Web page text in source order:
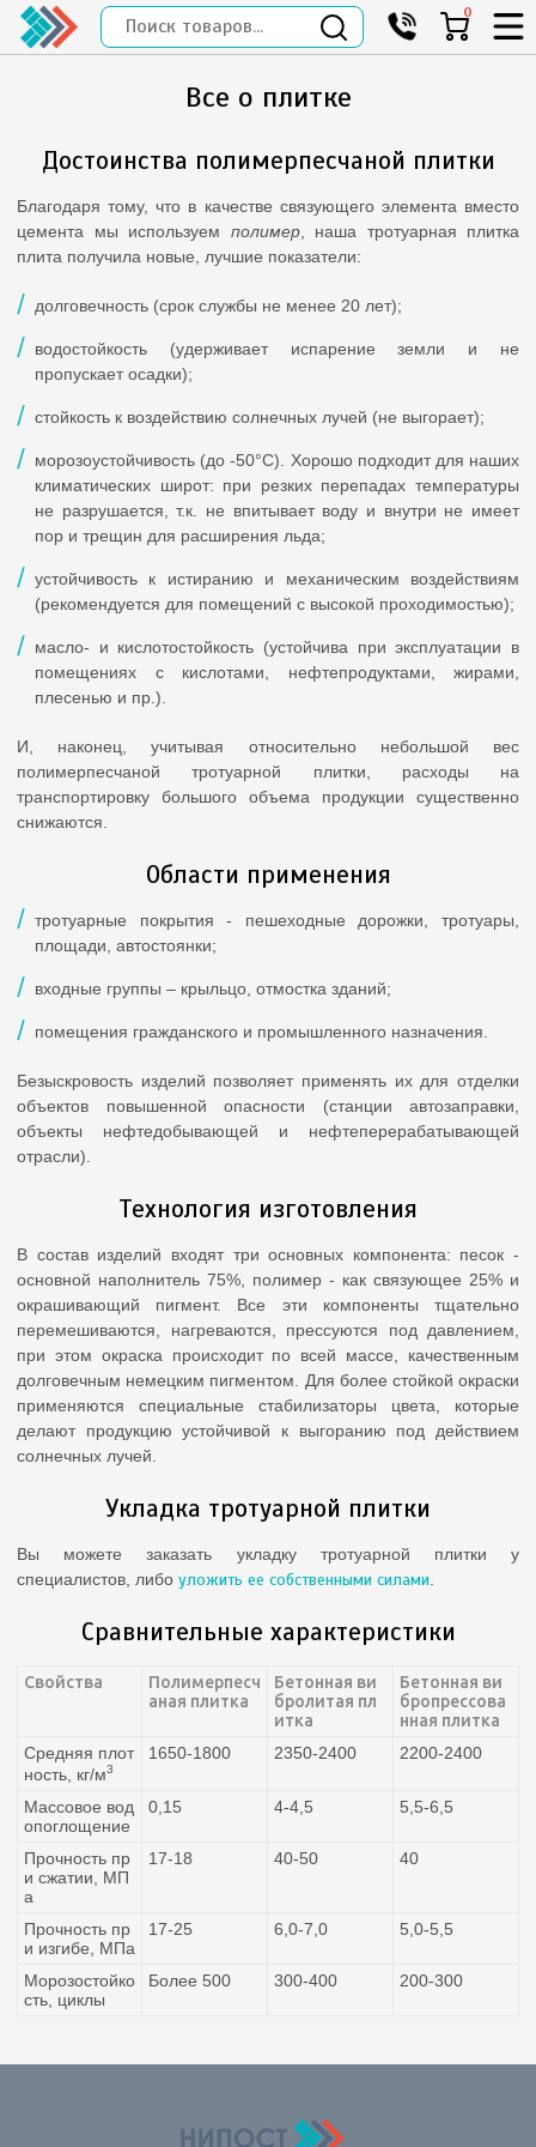
0
Все о плитке
Достоинства полимерпесчаной плитки
Благодаря тому, что в качестве связующего элемента вместо
цемента мы используем полимер, наша тротуарная плитка
плита получила новые, лучшие показатели:
долговечность (срок службы не менее 20 лет);
водостойкость (удерживает испарение земли и не
пропускает осадки);
стойкость к воздействию солнечных лучей (не выгорает);
морозоустойчивость (до -50°C). Хорошо подходит для наших
климатических широт: при резких перепадах температуры
не разрушается, т.к. не впитывает воду и внутри не имеет
пор и трещин для расширения льда;
устойчивость к истиранию и механическим воздействиям
(рекомендуется для помещений с высокой проходимостью);
масло- и кислотостойкость (устойчива при эксплуатации в
помещениях с кислотами, нефтепродуктами, жирами,
плесенью и пр.).
И, наконец, учитывая относительно небольшой вес
полимерпесчаной тротуарной плитки, расходы на
транспортировку большого объема продукции существенно
снижаются.
Области применения
тротуарные покрытия - пешеходные дорожки, тротуары,
площади, автостоянки;
входные группы – крыльцо, отмостка зданий;
помещения гражданского и промышленного назначения.
Безыскровость изделий позволяет применять их для отделки
объектов повышенной опасности (станции автозаправки,
объекты нефтедобывающей и нефтеперерабатывающей
отрасли).
Технология изготовления
В состав изделий входят три основных компонента: песок -
основной наполнитель 75%, полимер - как связующее 25% и
окрашивающий пигмент. Все эти компоненты тщательно
перемешиваются, нагреваются, прессуются под давлением,
при этом окраска происходит по всей массе, качественным
долговечным немецким пигментом. Для более стойкой окраски
применяются специальные стабилизаторы цвета, которые
делают продукцию устойчивой к выгоранию под действием
солнечных лучей.
Укладка тротуарной плитки
Вы можете заказать укладку тротуарной плитки у
специалистов, либо уложить ее собственными силами
Сравнительные характеристики
Свойства
Полимерпесч
аная плитка
Бетонная ви
бролитая пл
итка
Бетонная ви
бропрессова
нная плитка
Средняя плот
ность, кг/м3
1650-1800 2350-2400 2200-2400
Массовое вод
опоглощение
0,15 4-4,5 5,5-6,5
Прочность пр
и сжатии, МП
а
17-18 40-50 40
Прочность пр
и изгибе, МПа
17-25 6,0-7,0 5,0-5,5
Морозостойко
сть, циклы
Более 500 300-400 200-300